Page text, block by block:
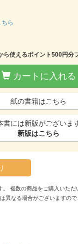
ら
ら使えるポイント500円分
カートに入れる
紙の書籍はこちら
書には新版がございま
新版はこちら
複数の商品をご購入いただ
異なる場合がございますので